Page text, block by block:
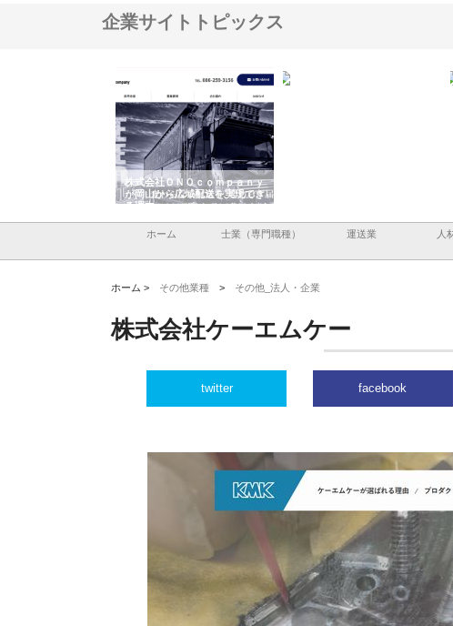
企業サイトトピックス
株式会社アセットイノベーショ
ンのワンルーム投資で始める資
産形成と老後準備
ホーム 士業（専門職種） 運送業 人
ホーム > その他業種 > その他_法人・企業
株式会社ケーエムケー
twitter facebook